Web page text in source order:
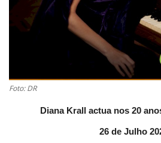
Cultura
Ambiente
Foto: DR
Diana Krall actua nos 20
26 de Julho